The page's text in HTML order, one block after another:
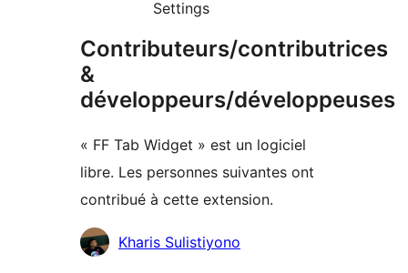
Settings
Contributeurs/contributrices
&
développeurs/développeuses
« FF Tab Widget » est un logiciel
libre. Les personnes suivantes ont
contribué à cette extension.
Contributeurs
Kharis Sulistiyono